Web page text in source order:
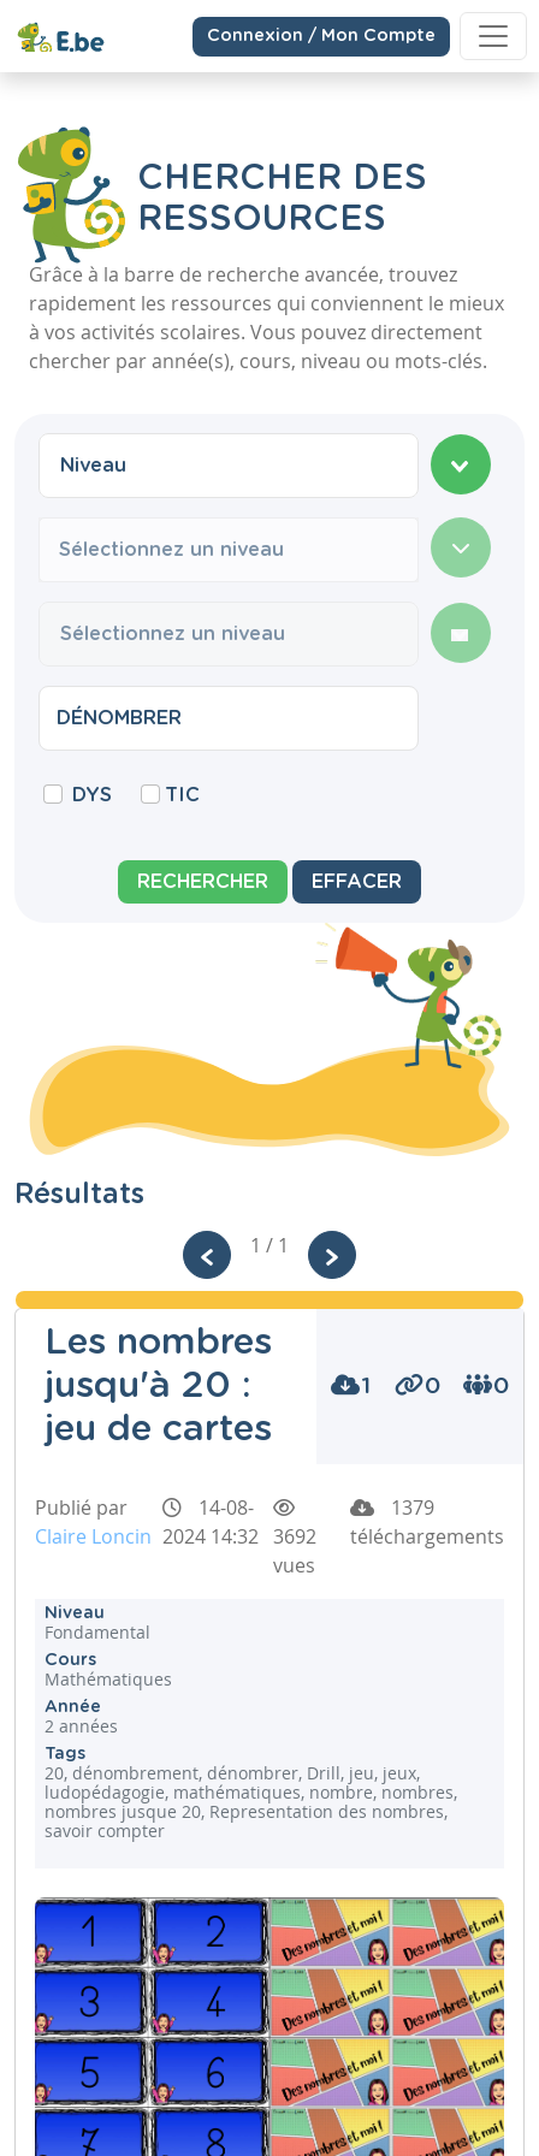
Connexion / Mon Compte
CHERCHER DES
RESSOURCES
Grâce à la barre de recherche avancée, trouvez
rapidement les ressources qui conviennent le mieux
à vos activités scolaires. Vous pouvez directement
chercher par année(s), cours, niveau ou mots-clés.
Sélectionnez un niveau
DYS TIC
RECHERCHER EFFACER
Résultats
1 / 1
Les nombres
jusqu'à 20 :
jeu de cartes
1 0 0
Publié par
Claire Loncin
14-08-
2024 14:32 3692
vues
1379
téléchargements
Niveau
Fondamental
Cours
Mathématiques
Année
2 années
Tags
20, dénombrement, dénombrer, Drill, jeu, jeux,
ludopédagogie, mathématiques, nombre, nombres,
nombres jusque 20, Representation des nombres,
savoir compter